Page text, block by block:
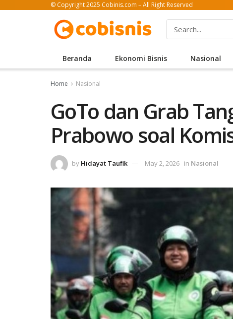
© Copyright 2025 Cobinis.com – All Right Reserved
Beranda Ekonomi Bisnis Nasional
Home Nasional
GoTo dan Grab
Prabowo soal
by Hidayat Taufik May 2, 2026 in Nasional